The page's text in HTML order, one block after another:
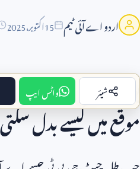
اردو اے آئی ٹیم 15اکتوبر،2025
یونیورسٹیاں
موقع میں کیسے بدل
شیئر واٹس ایپ